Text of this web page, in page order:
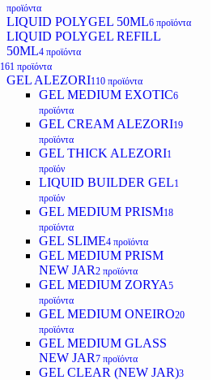
προϊόντα
LIQUID POLYGEL 50ML6 προϊόντα
LIQUID POLYGEL REFILL
50ML4 προϊόντα
161 προϊόντα
GEL ALEZORI110 προϊόντα
GEL MEDIUM EXOTIC6
προϊόντα
GEL CREAM ALEZORI19
προϊόντα
GEL THICK ALEZORI1
προϊόν
LIQUID BUILDER GEL1
προϊόν
GEL MEDIUM PRISM18
προϊόντα
GEL SLIME4 προϊόντα
GEL MEDIUM PRISM
NEW JAR2 προϊόντα
GEL MEDIUM ZORYA5
προϊόντα
GEL MEDIUM ONEIRO20
προϊόντα
GEL MEDIUM GLASS
NEW JAR7 προϊόντα
GEL CLEAR (NEW JAR)3